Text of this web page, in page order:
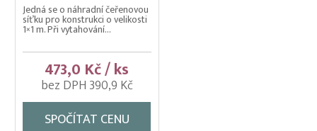
Jedná se o náhradní čeřenovou
síťku pro konstrukci o velikosti
1×1 m. Při vytahování...
473,0 Kč / ks
bez DPH 390,9 Kč
SPOČÍTAT CENU